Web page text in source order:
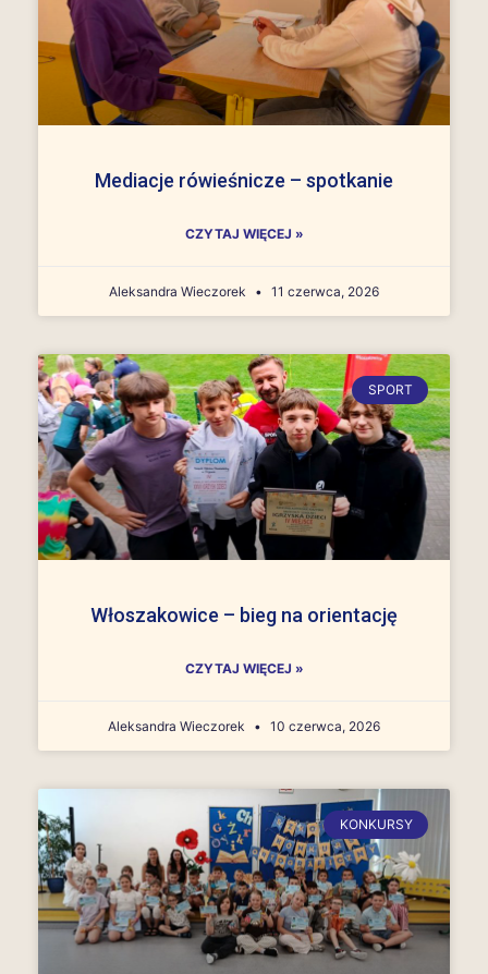
Mediacje rówieśnicze – spotkanie
CZYTAJ WIĘCEJ »
Aleksandra Wieczorek 11 czerwca, 2026
SPORT
Włoszakowice – bieg na orientację
CZYTAJ WIĘCEJ »
Aleksandra Wieczorek 10 czerwca, 2026
KONKURSY